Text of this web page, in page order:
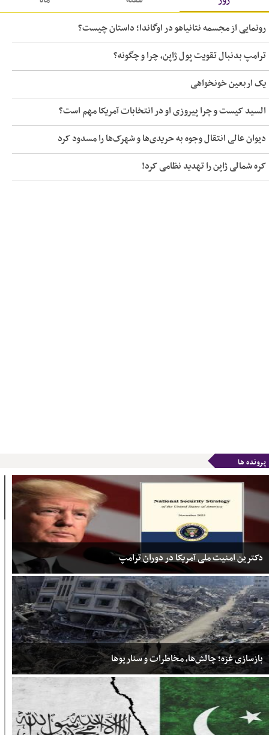
ادعای ترامپ درباره آغاز مذاکرات با ایران
راه حل مشاور اوباما برای پایان بحران هرمز
ترامپ لغو حمله به ایران را به نتانیاهو خبر نداده بود!
بانک مرکزی سوریه آغاز حذف پول قدیمی را اعلام کرد ‏
عقب‌نشینی تیپ ۴۰۱ ارتش صهیونیستی از جنوب لبنان
رونمایی از مجسمه نتانیاهو در اوگاندا؛ داستان چیست؟
ترامپ بدنبال تقویت پول ژاپن، چرا و چگونه؟
یک اربعین خونخواهی
السید کیست و چرا پیروزی او در انتخابات آمریکا مهم است؟
دیوان عالی انتقال وجوه به حریدی‌ها و شهرک‌ها را مسدود کرد
کره شمالی ژاپن را تهدید نظامی کرد!
پرونده ها
دکترین امنیت ملی آمریکا در دوران ترامپ
بازسازی غزه؛ چالش‌ها، مخاطرات و سناریوها